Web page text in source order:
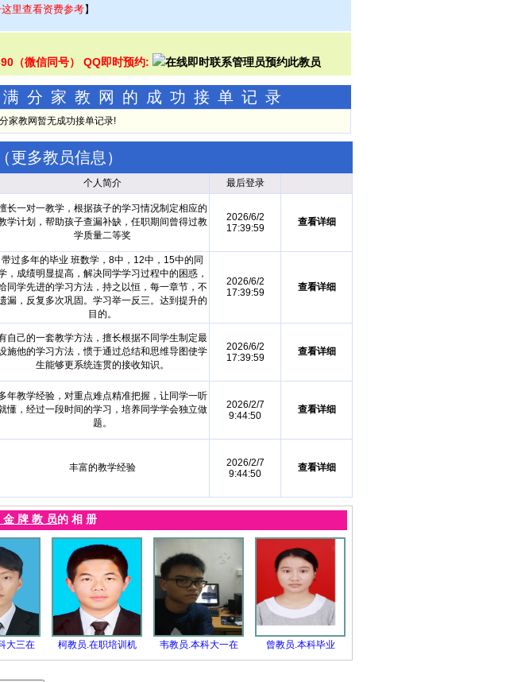
这里查看资费参考】
（微信同号） QQ即时预约:
分家教网的成功接单记录
家教网暂无成功接单记录!
更多教员信息 ）
个人简介 最后登录
长一对一教学，根据孩子的学习情况制定相应的
学计划，帮助孩子查漏补缺，任职期间曾得过教
学质量二等奖
2026/6/2
17:39:59
查看详细
带过多年的毕业 班数学，8中，12中，15中的同
，成绩明显提高，解决同学学习过程中的困惑，
同学先进的学习方法，持之以恒，每一章节，不
漏，反复多次巩固。学习举一反三。达到提升的
目的。
2026/6/2
17:39:59
查看详细
自己的一套教学方法，擅长根据不同学生制定最
施他的学习方法，惯于通过总结和思维导图使学
生能够更系统连贯的接收知识。
2026/6/2
17:39:59
查看详细
年教学经验，对重点难点精准把握，让同学一听
懂，经过一段时间的学习，培养同学学会独立做
题。
2026/2/7
9:44:50
查看详细
丰富的教学经验
2026/2/7
9:44:50
查看详细
金 牌 教 员的 相 册
大三在 柯教员.在职培训机 韦教员.本科大一在 曾教员.本科毕业